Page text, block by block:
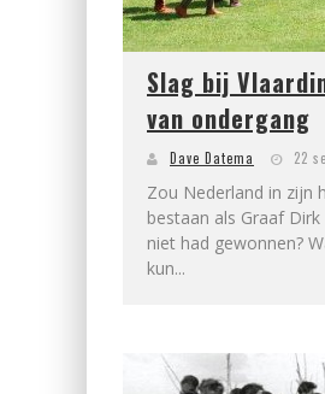
Slag bij
van ondergang
Dave Datema 22
Zou Nederland in zijn
bestaan als Graaf
niet had gewonnen?
kun...